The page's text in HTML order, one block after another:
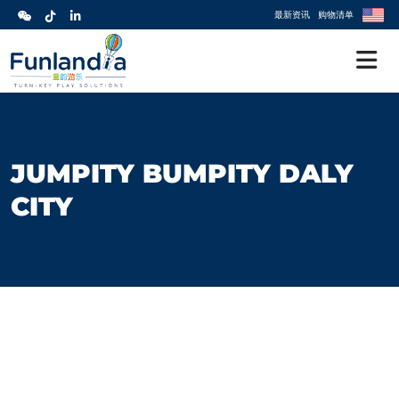
最新资讯 购物清单
JUMPITY BUMPITY DALY
CITY